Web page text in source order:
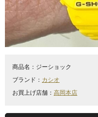
商品名： ジーショック
ブランド： カシオ
お買上げ店舗： 高岡本店